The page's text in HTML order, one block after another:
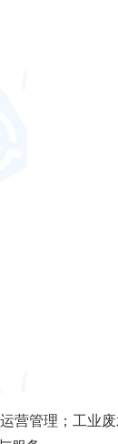
营管理；工业